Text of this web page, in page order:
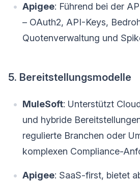
Apigee: Führend bei der
– OAuth2, API-Keys,
Quotenverwaltung und
5. Bereitstellungsmodelle
MuleSoft: Unterstützt
und hybride
regulierte Branchen oder
komplexen Compliance-
Apigee: SaaS-first, bietet